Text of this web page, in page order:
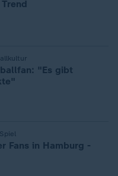
"Es gibt
Fans in Hamburg -